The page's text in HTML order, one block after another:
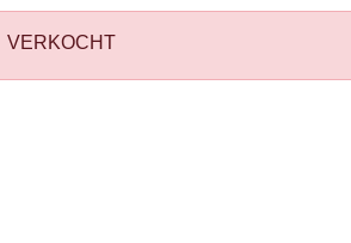
VERKOCHT